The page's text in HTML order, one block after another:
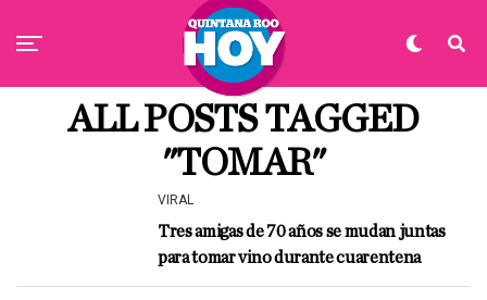
ALL POSTS TAGGED
"TOMAR"
VIRAL
Tres amigas de 70 años se mudan juntas
para tomar vino durante cuarentena